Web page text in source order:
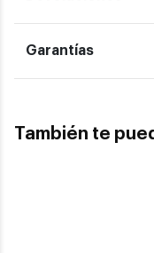
Garantías
También te